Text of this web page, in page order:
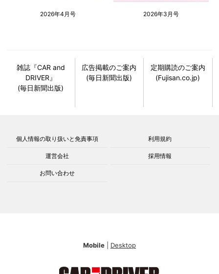
2026年4月号 2026年3月号
雑誌『CAR and
DRIVER』
(毎日新聞出版)
広告掲載のご案内
(毎日新聞出版)
定期購読のご案内
(Fujisan.co.jp)
個人情報の取り扱いと免責事項 利用規約
運営会社 採用情報
お問い合わせ
Mobile Desktop